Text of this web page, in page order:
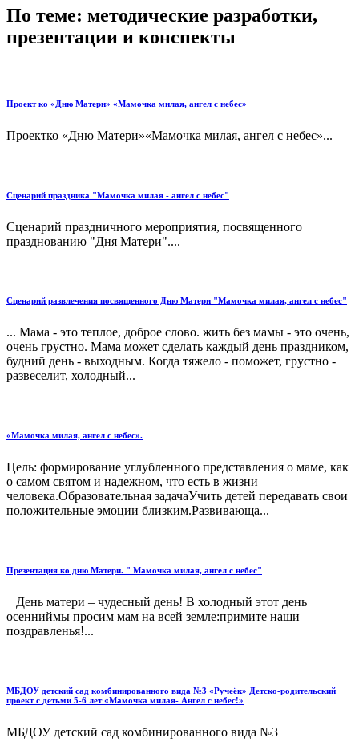
По теме: методические разработки,
презентации и конспекты
Проект ко «Дню Матери» «Мамочка милая, ангел с небес»
Проектко «Дню Матери»«Мамочка милая, ангел с небес»...
Сценарий праздника "Мамочка милая - ангел с небес"
Сценарий праздничного мероприятия, посвященного
празднованию "Дня Матери"....
Сценарий развлечения посвященного Дню Матери "Мамочка милая, ангел с небес"
... Мама - это теплое, доброе слово. жить без мамы - это очень,
очень грустно. Мама может сделать каждый день праздником,
будний день - выходным. Когда тяжело - поможет, грустно -
развеселит, холодный...
«Мамочка милая, ангел с небес».
Цель: формирование углубленного представления о маме, как
о самом святом и надежном, что есть в жизни
человека.Образовательная задачаУчить детей передавать свои
положительные эмоции близким.Развивающа...
Презентация ко дню Матери. " Мамочка милая, ангел с небес"
День матери – чудесный день! В холодный этот день
осенниймы просим мам на всей земле:примите наши
поздравленья!...
МБДОУ детский сад комбинированного вида №3 «Ручеёк» Детско-родительский
проект с детьми 5-6 лет «Мамочка милая- Ангел с небес!»
МБДОУ детский сад комбинированного вида №3